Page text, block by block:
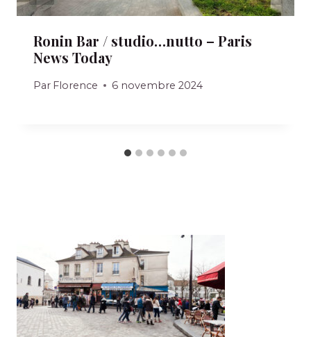
Ronin Bar / studio…nutto – Paris
News Today
Par Florence 6 novembre 2024